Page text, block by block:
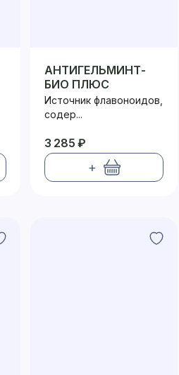
АНТИГЕЛЬМИНТ-
БИО ПЛЮС
Источник флавоноидов,
содер...
3 285 ₽
+